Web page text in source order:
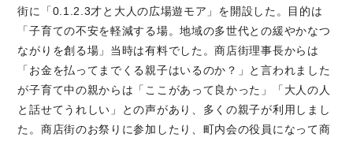
街に「0.1.2.3才と大人の広場遊モア」を開設した。目的は
「子育ての不安を軽減する場。地域の多世代との緩やかなつ
ながりを創る場」当時は有料でした。商店街理事長からは
「お金を払ってまでくる親子はいるのか？」と言われました
が子育て中の親からは「ここがあって良かった」「大人の人
と話せてうれしい」との声があり、多くの親子が利用しまし
た。商店街のお祭りに参加したり、町内会の役員になって商